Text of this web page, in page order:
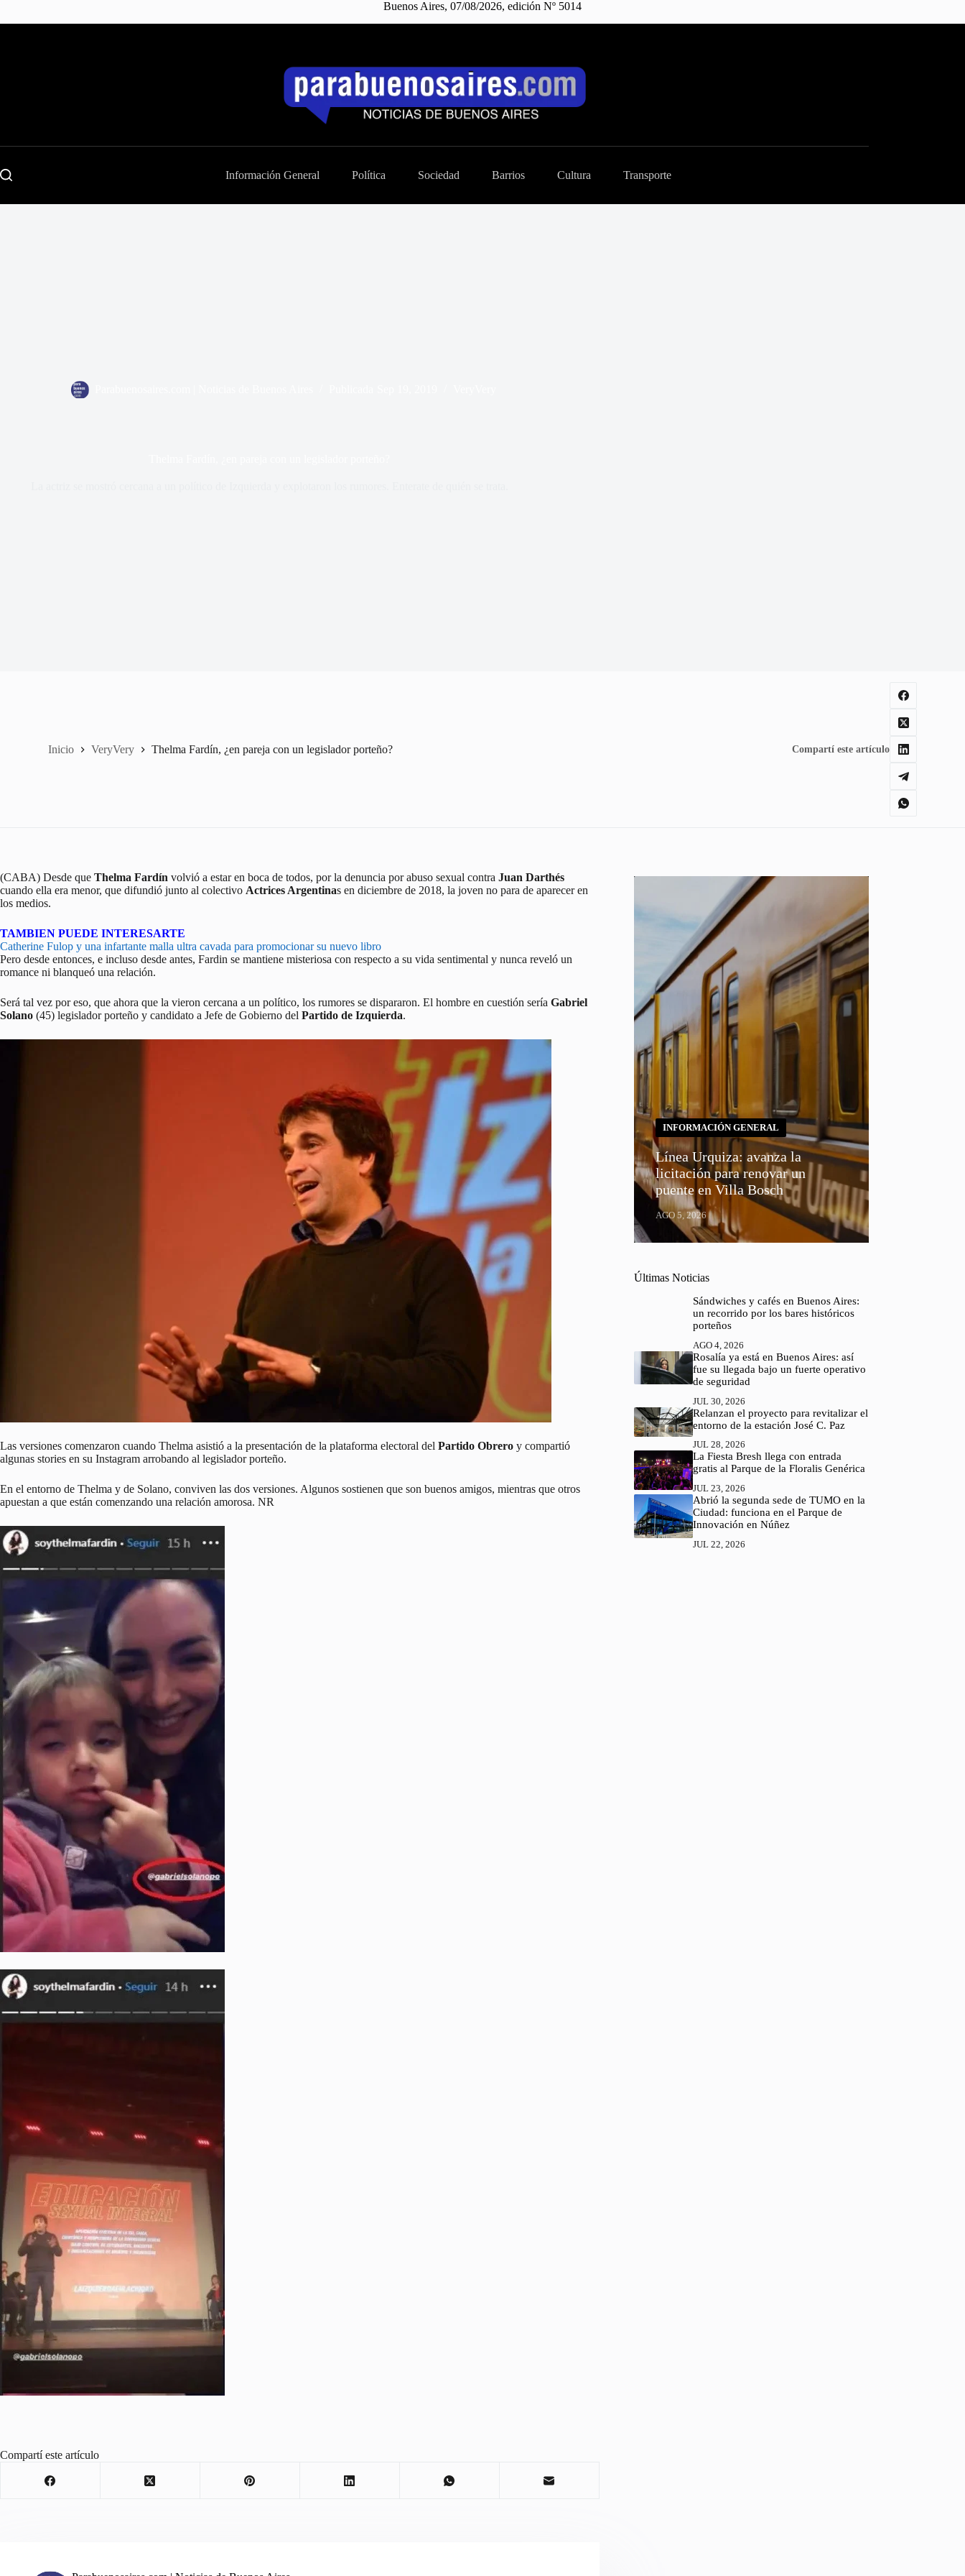
Buenos Aires, 07/08/2026, edición Nº 5014
Información General Política Sociedad Barrios Cultura Transporte
Inicio VeryVery Thelma Fardín, ¿en pareja con un legislador porteño? Compartí este artículo
(CABA) Desde que Thelma Fardín volvió a estar en boca de todos, por la denuncia por abuso sexual contra Juan Darthés
cuando ella era menor, que difundió junto al colectivo Actrices Argentinas en diciembre de 2018, la joven no para de aparecer en
los medios.
TAMBIEN PUEDE INTERESARTE
Catherine Fulop y una infartante malla ultra cavada para promocionar su nuevo libro
Pero desde entonces, e incluso desde antes, Fardin se mantiene misteriosa con respecto a su vida sentimental y nunca reveló un
romance ni blanqueó una relación.
Será tal vez por eso, que ahora que la vieron cercana a un político, los rumores se dispararon. El hombre en cuestión sería Gabriel
Solano (45) legislador porteño y candidato a Jefe de Gobierno del Partido de Izquierda.
Las versiones comenzaron cuando Thelma asistió a la presentación de la plataforma electoral del Partido Obrero y compartió
algunas stories en su Instagram arrobando al legislador porteño.
En el entorno de Thelma y de Solano, conviven las dos versiones. Algunos sostienen que son buenos amigos, mientras que otros
apuestan a que están comenzando una relación amorosa. NR
Compartí este artículo
INFORMACIÓN GENERAL
Línea Urquiza: avanza la
licitación para renovar un
puente en Villa Bosch
AGO 5, 2026
Últimas Noticias
Sándwiches y cafés en Buenos Aires:
un recorrido por los bares históricos
porteños
AGO 4, 2026
Rosalía ya está en Buenos Aires: así
fue su llegada bajo un fuerte operativo
de seguridad
JUL 30, 2026
Relanzan el proyecto para revitalizar el
entorno de la estación José C. Paz
JUL 28, 2026
La Fiesta Bresh llega con entrada
gratis al Parque de la Floralis Genérica
JUL 23, 2026
Abrió la segunda sede de TUMO en la
Ciudad: funciona en el Parque de
Innovación en Núñez
JUL 22, 2026